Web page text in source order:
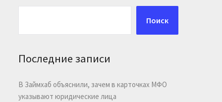
Поиск
Последние записи
В Займхаб объяснили, зачем в карточках МФО
указывают юридические лица